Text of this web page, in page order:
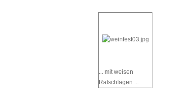
... mit weisen
Ratschlägen ...